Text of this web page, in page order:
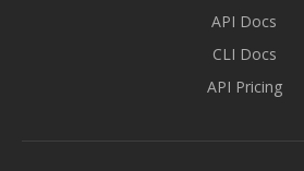
API Docs
CLI Docs
API Pricing